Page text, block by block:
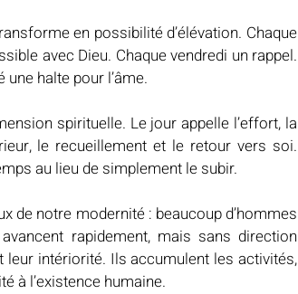
en possibilité d’élévation. Chaque
avec Dieu. Chaque vendredi un rappel.
halte pour l’âme.
spirituelle. Le jour appelle l’effort, la
le recueillement et le retour vers soi.
au lieu de simplement le subir.
de notre modernité : beaucoup d’hommes
rapidement, mais sans direction
intériorité. Ils accumulent les activités,
à l’existence humaine.